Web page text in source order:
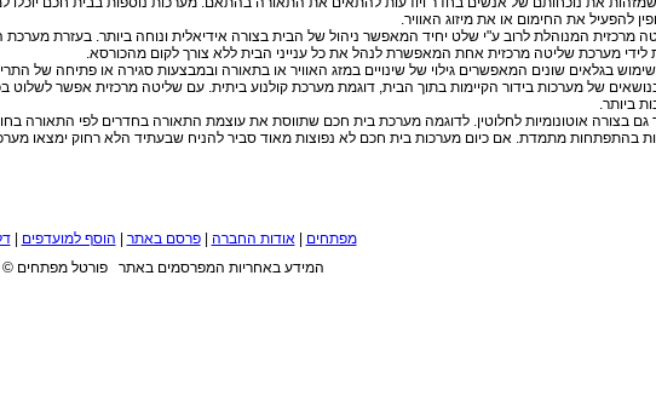
להפעיל את החימום או את מיזוג האוויר.
מרכזית המנוהלת לרוב ע"י שלט יחיד המאפשר ניהול של הבית בצורה אידיאלית ונוחה ביותר. בעזרת
לידי מערכת שליטה מרכזית אחת המאפשרת לנהל את כל ענייני הבית ללא צורך לקום מהכורסא.
בגלאים שונים המאפשרים גילוי של שינויים במזג האוויר או בתאורה ובמבצעות סגירה או פתיחה של
של מערכות בידור הקיימות בתוך הבית, דוגמת מערכת קולנוע ביתית. עם שליטה מרכזית אפשר
ביותר.
גם בצורה אוטונומיות לחלוטין. לדוגמה מערכת בית חכם שתווסת את עוצמת התאורה בחדרים לפי התאורה
בהתפתחות מתמדת. אם כיום מערכות בית חכם לא נפוצות מאוד סביר להניח שבעתיד הלא רחוק ימצאו
מפתחים |אודות החברה |פרסם באתר הוסף למועדפים |
המידע באחריות המפרסמים באתר פורטל מפתחים © 2009